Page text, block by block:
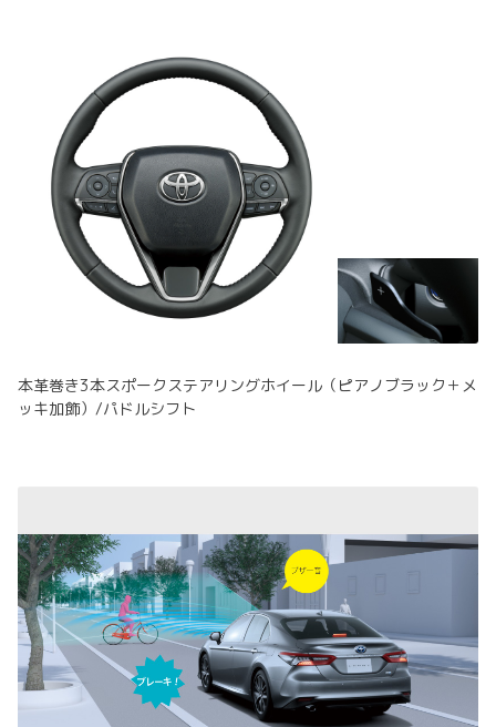
本革巻き3本スポークステアリングホイール（ピアノブラック＋メ
ッキ加飾）/パドルシフト